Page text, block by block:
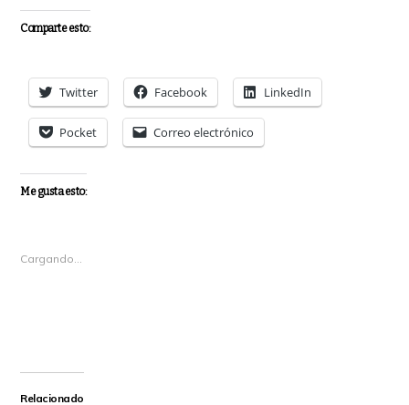
Comparte esto:
Twitter Facebook LinkedIn
Pocket Correo electrónico
Me gusta esto:
Cargando...
Relacionado